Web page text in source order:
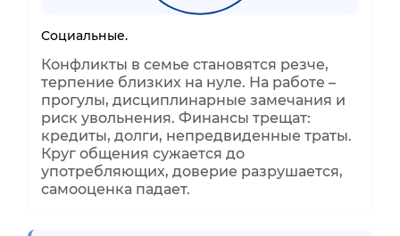
Социальные.
Конфликты в семье становятся резче,
терпение близких на нуле. На работе –
прогулы, дисциплинарные замечания и
риск увольнения. Финансы трещат:
кредиты, долги, непредвиденные траты.
Круг общения сужается до
употребляющих, доверие разрушается,
самооценка падает.